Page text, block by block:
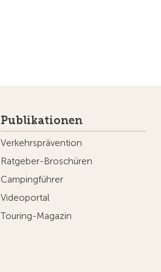
Publikationen
Verkehrsprävention
Ratgeber-Broschüren
Campingführer
Videoportal
Touring-Magazin